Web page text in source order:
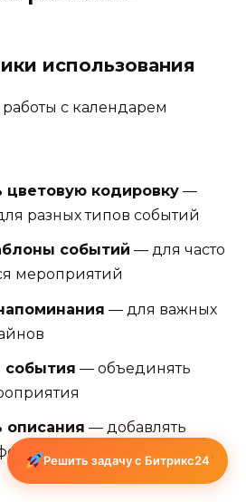
использования
с календарем
цветовую кодировку —
разных типов событий
событий — для часто
мероприятий
— для важных
события — объединять
описания — добавлять
о событиях
Решить задачу с Битрикс24